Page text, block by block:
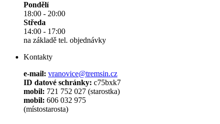
Pondělí
18:00 - 20:00
Středa
14:00 - 17:00
na základě tel. objednávky
Kontakty
e-mail: vranovice@tremsin.cz
ID datové schránky: c75bxk7
mobil: 721 752 027 (starostka)
mobil: 606 032 975
(místostarosta)